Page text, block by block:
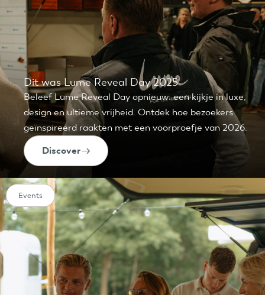
Dit was Lume Reveal Day 2025
Beleef Lume Reveal Day opnieuw: een kijkje in luxe,
design en ultieme vrijheid. Ontdek hoe bezoekers
geïnspireerd raakten met een voorproefje van 2026.
Discover
Events